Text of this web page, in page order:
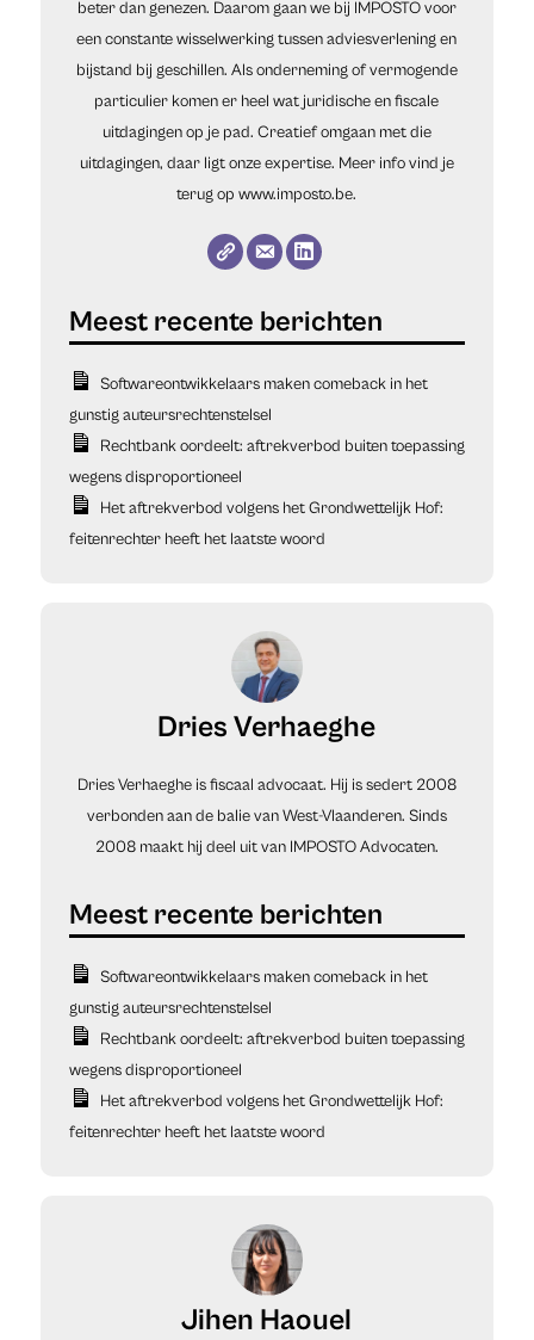
beter dan genezen. Daarom gaan we bij IMPOSTO voor
een constante wisselwerking tussen adviesverlening en
bijstand bij geschillen. Als onderneming of vermogende
particulier komen er heel wat juridische en fiscale
uitdagingen op je pad. Creatief omgaan met die
uitdagingen, daar ligt onze expertise. Meer info vind je
terug op www.imposto.be.
Softwareontwikkelaars maken comeback in het
gunstig auteursrechtenstelsel
Rechtbank oordeelt: aftrekverbod buiten toepassing
wegens disproportioneel
Het aftrekverbod volgens het Grondwettelijk Hof:
feitenrechter heeft het laatste woord
Dries Verhaeghe
Dries Verhaeghe is fiscaal advocaat. Hij is sedert 2008
verbonden aan de balie van West-Vlaanderen. Sinds
2008 maakt hij deel uit van IMPOSTO Advocaten.
Softwareontwikkelaars maken comeback in het
gunstig auteursrechtenstelsel
Rechtbank oordeelt: aftrekverbod buiten toepassing
wegens disproportioneel
Het aftrekverbod volgens het Grondwettelijk Hof:
feitenrechter heeft het laatste woord
Jihen Haouel